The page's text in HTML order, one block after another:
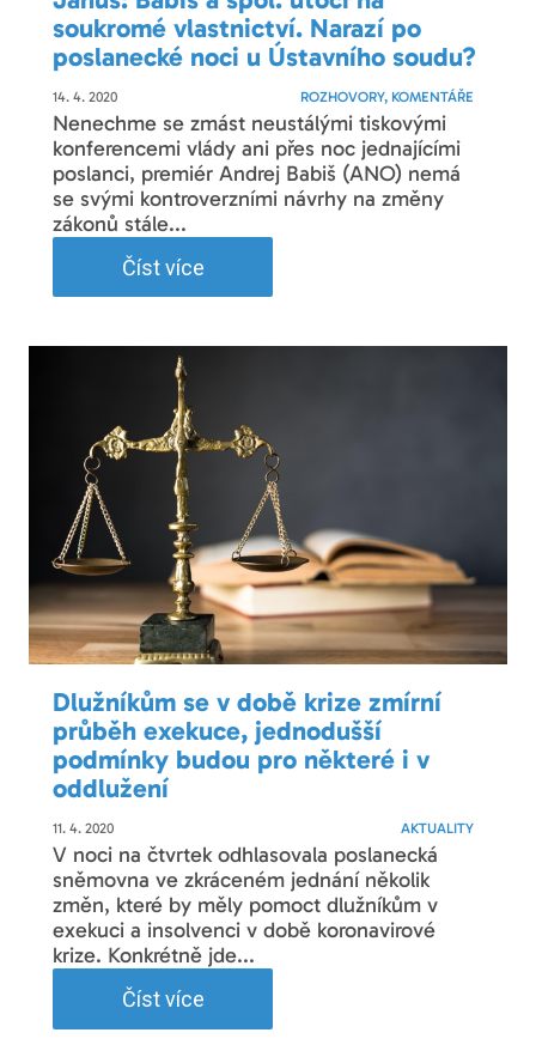
soukromé vlastnictví. Narazí po
poslanecké noci u Ústavního soudu?
14. 4. 2020 ROZHOVORY, KOMENTÁŘE
Nenechme se zmást neustálými tiskovými
konferencemi vlády ani přes noc jednajícími
poslanci, premiér Andrej Babiš (ANO) nemá
se svými kontroverzními návrhy na změny
zákonů stále...
Číst více
Dlužníkům se v době krize zmírní
průběh exekuce, jednodušší
podmínky budou pro některé i v
oddlužení
11. 4. 2020 AKTUALITY
V noci na čtvrtek odhlasovala poslanecká
sněmovna ve zkráceném jednání několik
změn, které by měly pomoct dlužníkům v
exekuci a insolvenci v době koronavirové
krize. Konkrétně jde...
Číst více